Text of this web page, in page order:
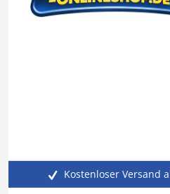
Kostenloser Versand